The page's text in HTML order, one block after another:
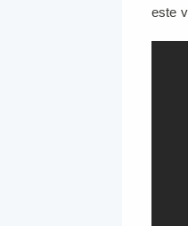
este